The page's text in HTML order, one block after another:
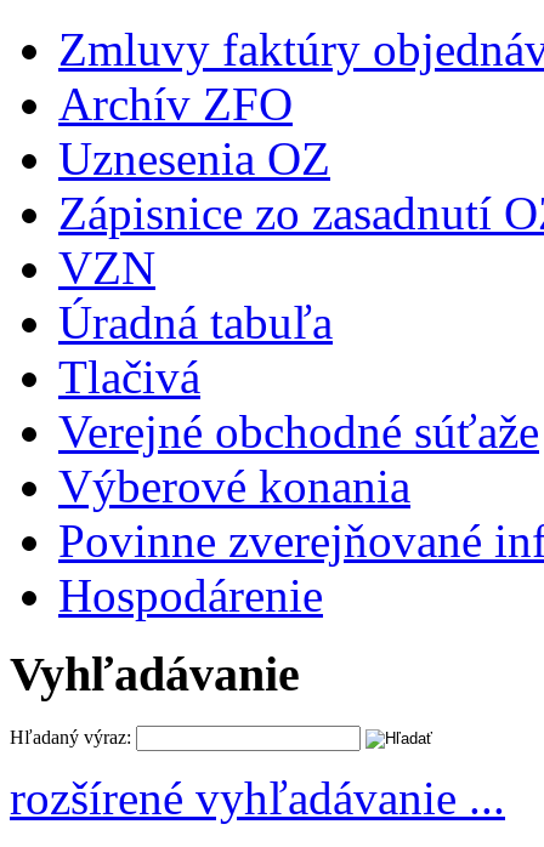
Zmluvy faktúry
Archív ZFO
Uznesenia OZ
Zápisnice zo zasadnutí
VZN
Úradná tabuľa
Tlačivá
Verejné obchodné súťaže
Výberové konania
Povinne zverejňované
Hospodárenie
Vyhľadávanie
Hľadaný výraz:
rozšírené vyhľadávanie ...